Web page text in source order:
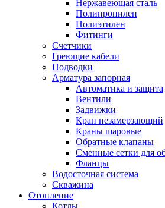
Нержавеющая сталь
Полипропилен
Полиэтилен
Фитинги
Счетчики
Греющие кабели
Подводки
Арматура запорная
Автоматика и защита
Вентили
Задвижки
Кран незамерзающий
Краны шаровые
Обратные клапаны
Сменные сетки для
Фланцы
Водосточная система
Скважина
Отопление
Котлы